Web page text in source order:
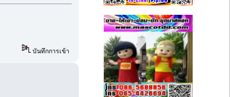
บันทึกการเข้า